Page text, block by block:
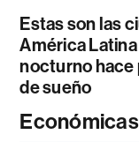
Estas son las
América
nocturno hace
de sueño